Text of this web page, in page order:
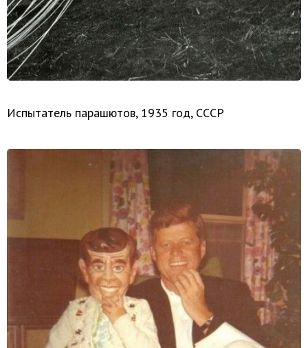
Испытатель парашютов, 1935 год, СССР